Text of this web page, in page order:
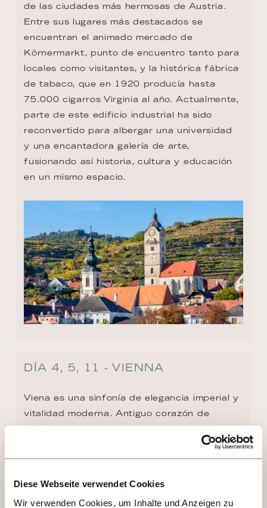
Diese Webseite verwendet Cookies
Wir verwenden Cookies, um Inhalte und Anzeigen zu
de las ciudades más hermosas de Austria.
Entre sus lugares más destacados se
encuentran el animado mercado de
Körnermarkt, punto de encuentro tanto para
locales como visitantes, y la histórica fábrica
de tabaco, que en 1920 producía hasta
75.000 cigarros Virginia al año. Actualmente,
parte de este edificio industrial ha sido
reconvertido para albergar una universidad
y una encantadora galería de arte,
fusionando así historia, cultura y educación
en un mismo espacio.
DÍA 4, 5, 11 - VIENNA
Viena es una sinfonía de elegancia imperial y
vitalidad moderna. Antiguo corazón de
imperios, hoy seduce con sus palacios
barrocos, la majestuosidad de su catedral y
museos de clase mundial. Aquí resonaron
contemporáneo. Cafeterías históricas invitan